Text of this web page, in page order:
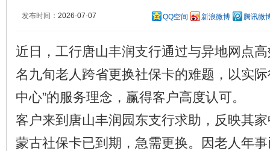
发布时间： 2026-07-07 QQ空间 新浪微博 腾讯微
近日，工行唐山丰润支行通过与异地网点
名九旬老人跨省更换社保卡的难题，以实
中心”的服务理念，赢得客户高度认可。
客户来到唐山丰润园东支行求助，反映其
蒙古社保卡已到期，急需更换。因老人年